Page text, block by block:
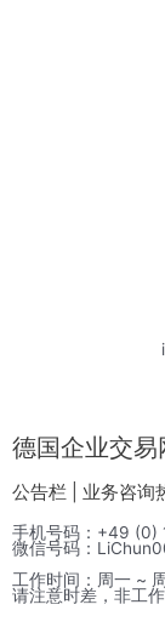
德国企业交易
公告栏 | 业务咨询
手机号码：+49
微信号码：
工作时间：周一 ~
请注意时差，非工